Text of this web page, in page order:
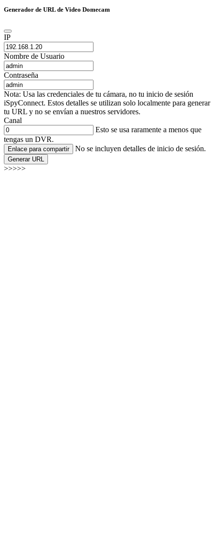
Generador de URL de Video Domecam
IP
Nombre de Usuario
Contraseña
Nota: Usa las credenciales de tu cámara, no tu inicio de sesión
iSpyConnect. Estos detalles se utilizan solo localmente para generar
tu URL y no se envían a nuestros servidores.
Canal
Esto se usa raramente a menos que
tengas un DVR.
Enlace para compartir No se incluyen detalles de inicio de sesión.
Generar URL
>>>>>